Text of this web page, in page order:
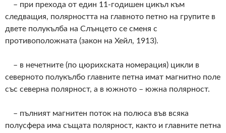
– при прехода от един 11-годишен цикъл към
следващия, полярността на главното петно на групите в
двете полукълба на Слънцето се сменя с
противоположната (закон на Хейл, 1913).
– в нечетните (по цюрихската номерация) цикли в
северното полукълбо главните петна имат магнитно поле
със северна полярност, а в южното – южна полярност.
– пълният магнитен поток на полюса във всяка
полусфера има същата полярност, както и главните петна